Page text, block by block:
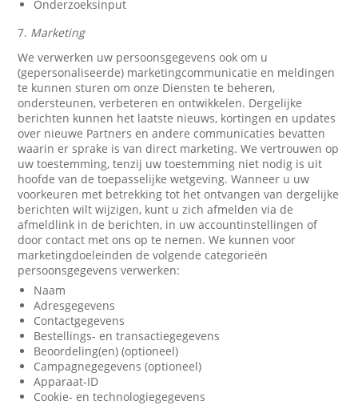
Onderzoeksinput
7. Marketing
We verwerken uw persoonsgegevens ook om u
(gepersonaliseerde) marketingcommunicatie en meldingen
te kunnen sturen om onze Diensten te beheren,
ondersteunen, verbeteren en ontwikkelen. Dergelijke
berichten kunnen het laatste nieuws, kortingen en updates
over nieuwe Partners en andere communicaties bevatten
waarin er sprake is van direct marketing. We vertrouwen op
uw toestemming, tenzij uw toestemming niet nodig is uit
hoofde van de toepasselijke wetgeving. Wanneer u uw
voorkeuren met betrekking tot het ontvangen van dergelijke
berichten wilt wijzigen, kunt u zich afmelden via de
afmeldlink in de berichten, in uw accountinstellingen of
door contact met ons op te nemen. We kunnen voor
marketingdoeleinden de volgende categorieën
persoonsgegevens verwerken:
Naam
Adresgegevens
Contactgegevens
Bestellings- en transactiegegevens
Beoordeling(en) (optioneel)
Campagnegegevens (optioneel)
Apparaat-ID
Cookie- en technologiegegevens